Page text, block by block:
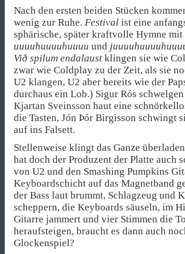
Nach den ersten beiden Stücken
wenig zur Ruhe. Festival ist eine
sphärische, später kraftvolle Hymne mit
uuuuhuuuuhuuuu und
Við spilum endalaust klingen sie wie
zwar wie Coldplay zu der Zeit, als sie
U2 klangen, U2 aber bereits wie der
durchaus ein Lob.) Sigur Rós
Kjartan Sveinsson haut eine
die Tasten, Jón Þór Birgisson schwingt
auf ins Falsett.
Stellenweise klingt das Ganze
hat doch der Produzent der Platte auch
von U2 und den Smashing Pumpkins
Keyboardschicht auf das Magnetband
der Bass laut brummt, Schlagzeug und
scheppern, die Keyboards säuseln, im
Gitarre jammert und vier Stimmen die
heraufsteigen, braucht es dann auch
Glockenspiel?